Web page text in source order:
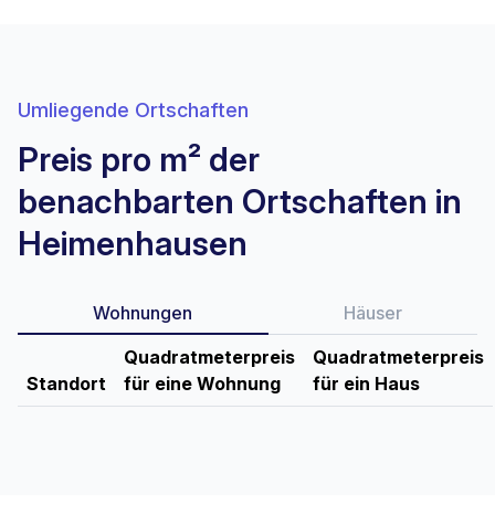
Umliegende Ortschaften
Preis pro m² der
benachbarten Ortschaften in
Heimenhausen
Wohnungen Häuser
Standort
Quadratmeterpreis
für eine Wohnung
Quadratmeterpreis
für ein Haus